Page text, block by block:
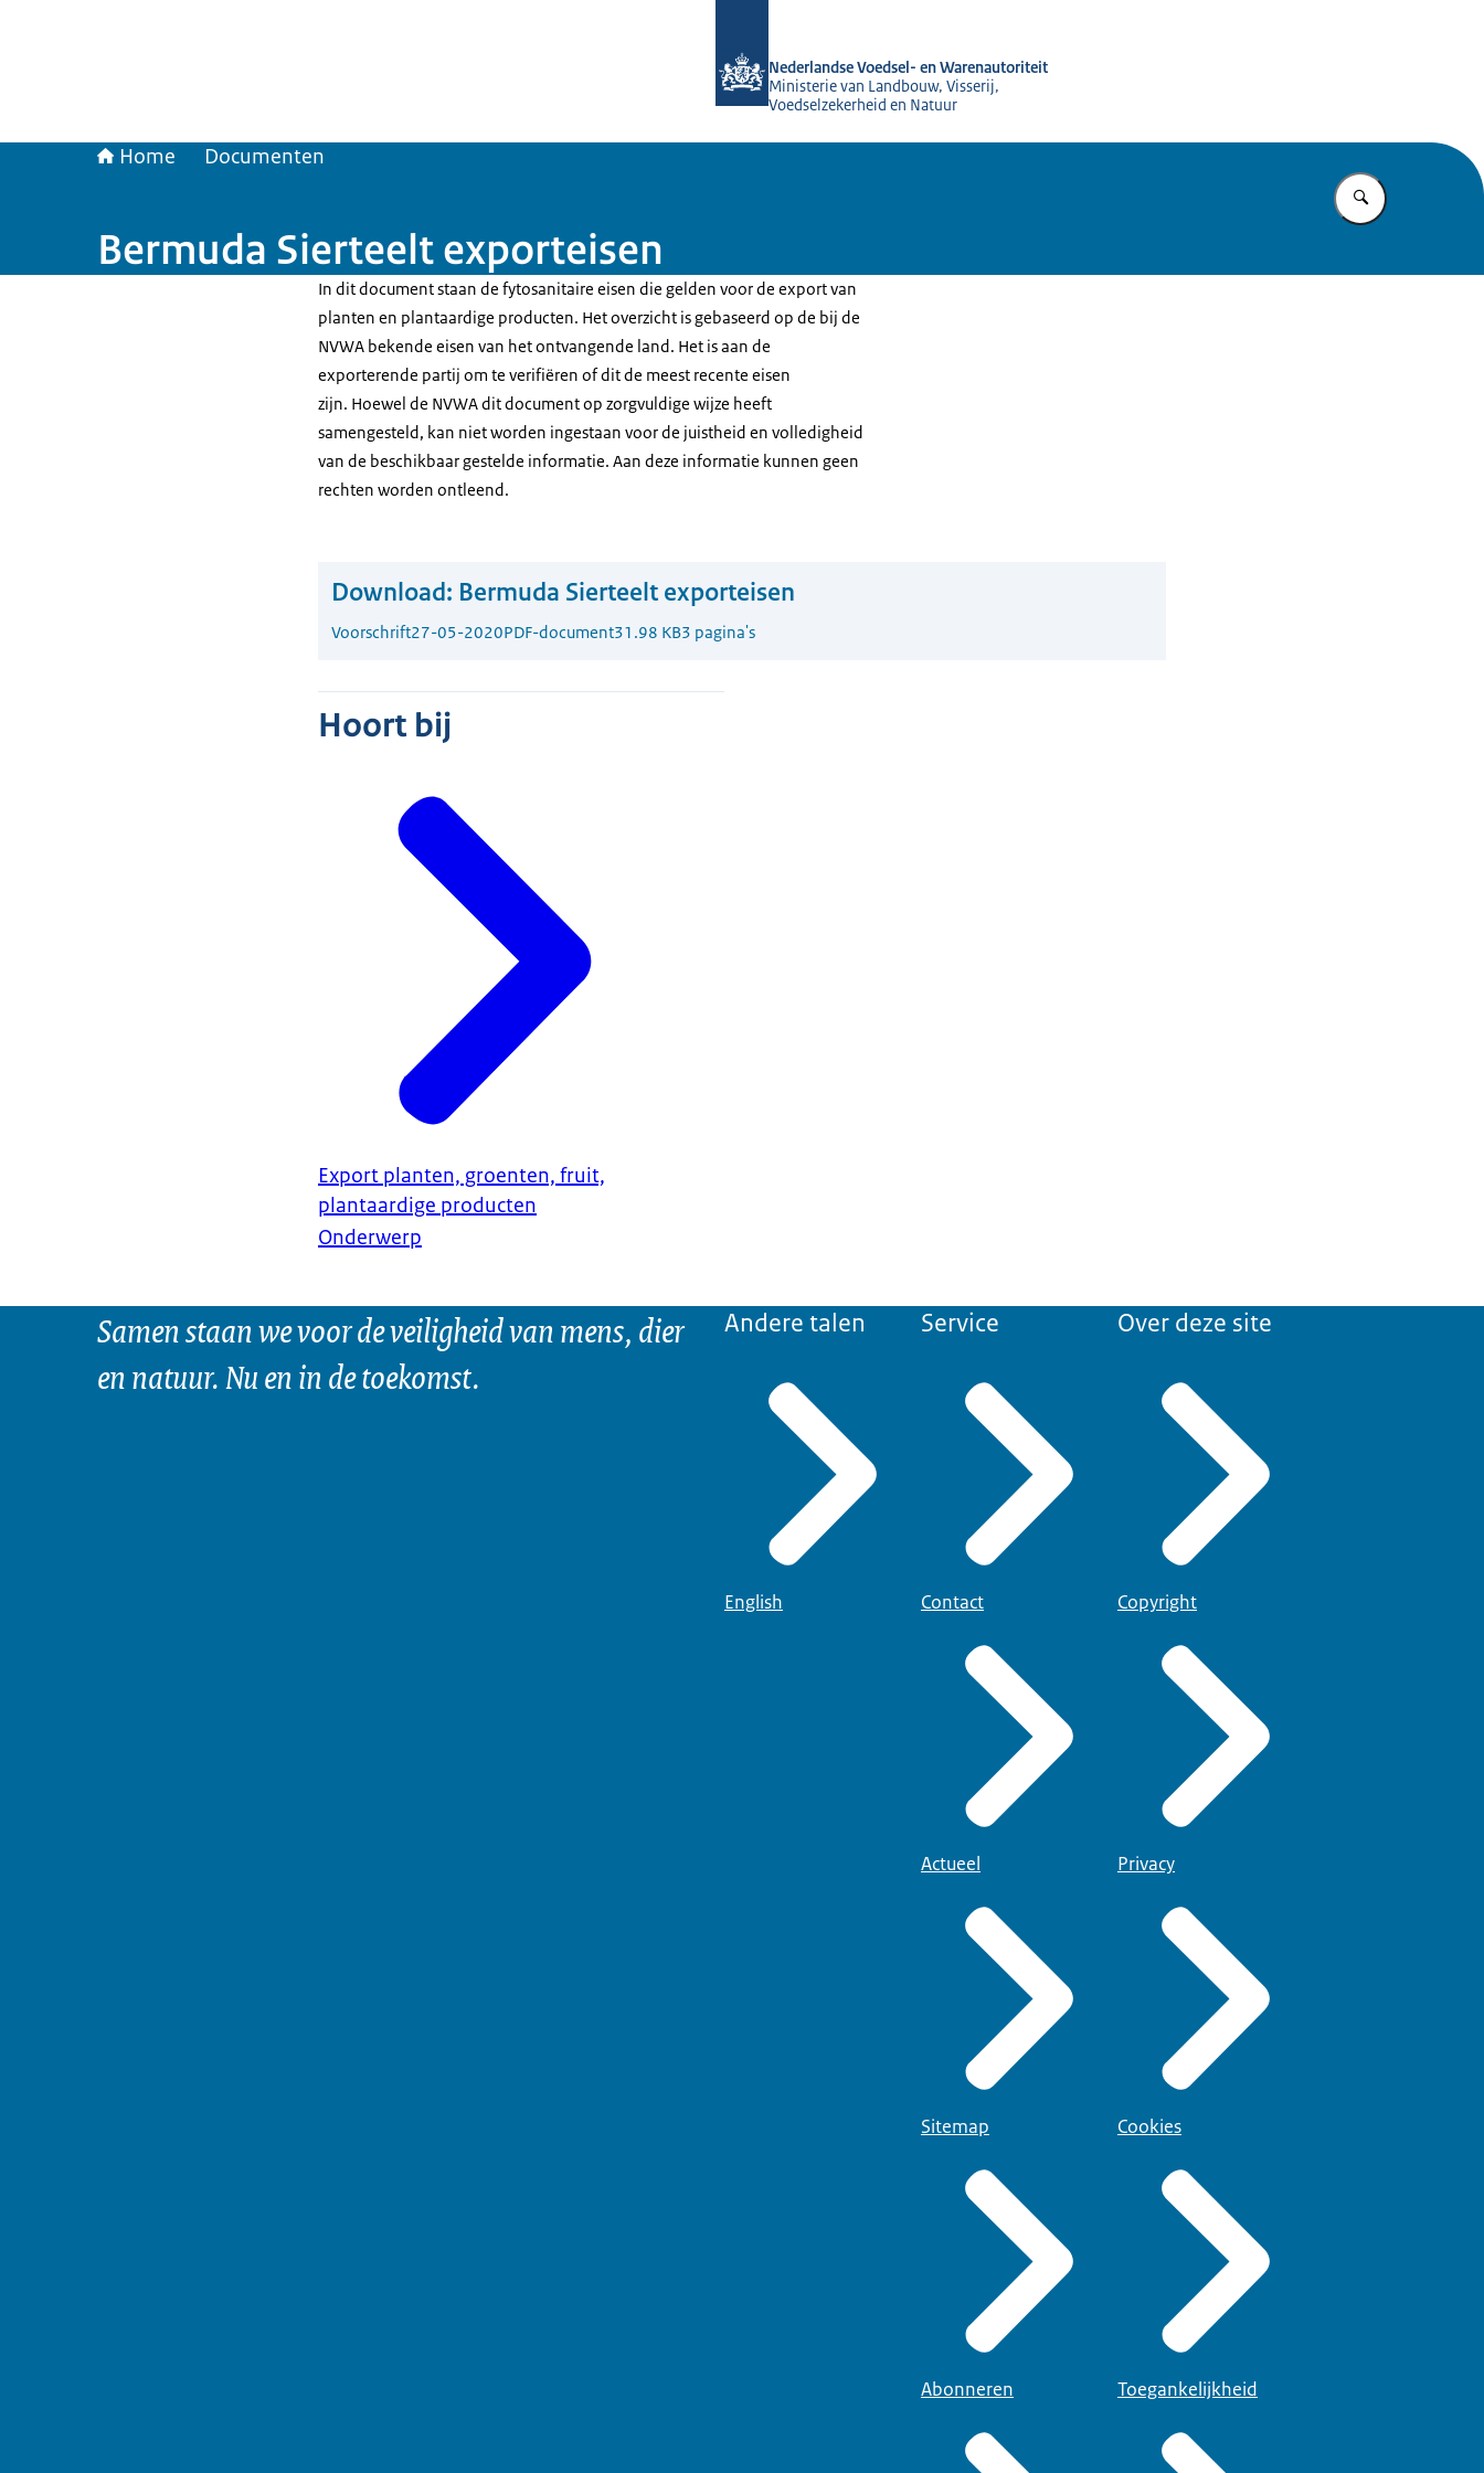
Nederlandse Voedsel- en Warenautoriteit
Ministerie van Landbouw, Visserij,
Voedselzekerheid en Natuur
Home Documenten
Vul in wat u
Bermuda Sierteelt exporteisen
In dit document staan de fytosanitaire eisen die gelden voor de export van
planten en plantaardige producten. Het overzicht is gebaseerd op de bij de
NVWA bekende eisen van het ontvangende land. Het is aan de
exporterende partij om te verifiëren of dit de meest recente eisen
zijn. Hoewel de NVWA dit document op zorgvuldige wijze heeft
samengesteld, kan niet worden ingestaan voor de juistheid en volledigheid
van de beschikbaar gestelde informatie. Aan deze informatie kunnen geen
rechten worden ontleend.
Download: Bermuda Sierteelt exporteisen
Voorschrift27-05-2020PDF-document31.98 KB3 pagina's
Hoort bij
Export planten, groenten, fruit,
plantaardige producten
Onderwerp
Samen staan we voor de veiligheid van mens, dier
en natuur. Nu en in de toekomst.
Andere talen
English
Service
Contact
Actueel
Sitemap
Abonneren
Over deze site
Copyright
Privacy
Cookies
Toegankelijkheid